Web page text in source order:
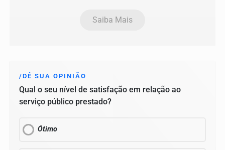
Saiba Mais
/DÊ SUA OPINIÃO
Qual o seu nível de satisfação em relação ao
serviço público prestado?
Ótimo